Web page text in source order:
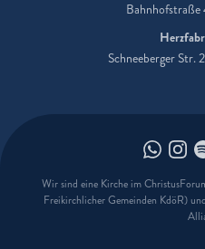
Schneeberger Str.
Wir sind eine Kirche im
Freikirchlicher Gemeinden KdöR)